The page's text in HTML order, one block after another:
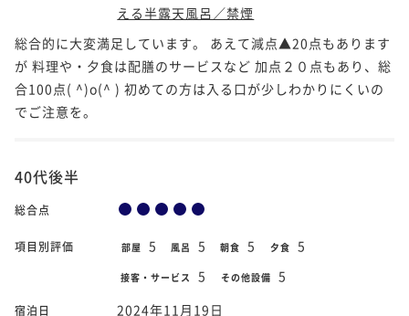
える半露天風呂／禁煙
総合的に大変満足しています。 あえて減点▲20点もあります
が 料理や・夕食は配膳のサービスなど 加点２０点もあり、総
合100点( ^)o(^ ) 初めての方は入る口が少しわかりにくいの
でご注意を。
40代後半
総合点
項目別評価 部屋 5 風呂 5 朝食 5 夕食 5
接客・サービス 5 その他設備 5
宿泊日 2024年11月19日